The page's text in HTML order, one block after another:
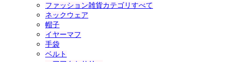
ファッション雑貨カテゴリすべて
ネックウェア
帽子
イヤーマフ
手袋
ベルト